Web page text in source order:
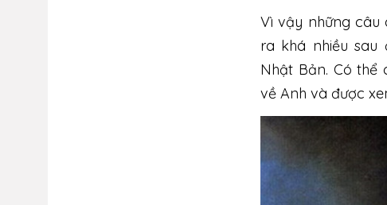
Vì vậy những câu
ra khá nhiều sau
Nhật Bản. Có
về Anh và được